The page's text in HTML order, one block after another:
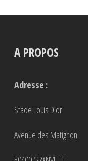
A PROPOS
Adresse :
Stade Louis Dior
Avenue des Matignon